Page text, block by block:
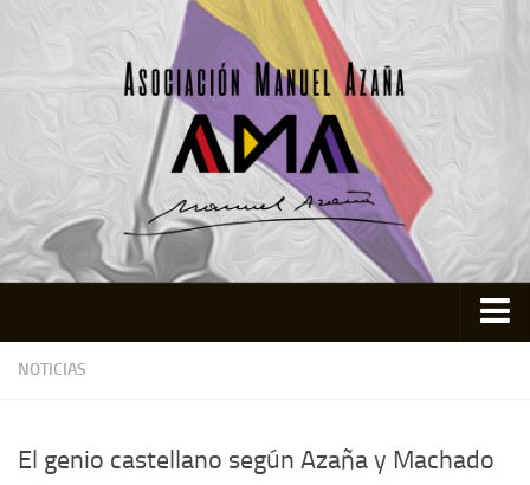
Inicio
Quienes somos
NOTICIAS
El genio castellano según Azaña y Machado